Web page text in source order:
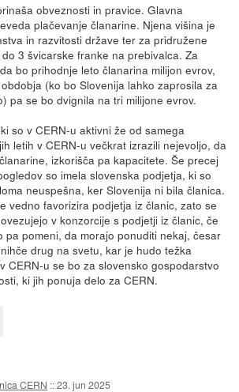
obveznosti in pravice. Glavna
plačevanje članarine. Njena višina je
in razvitosti države ter za pridružene
3 švicarske franke na prebivalca. Za
bo prihodnje leto članarina milijon evrov,
(ko bo Slovenija lahko zaprosila za
pa se bo dvignila na tri milijone evrov.
so v CERN-u aktivni že od samega
letih v CERN-u večkrat izrazili nejevoljo, da
izkorišča pa kapacitete. Še precej
so imela slovenska podjetja, ki so
neuspešna, ker Slovenija ni bila članica.
vedno favorizira podjetja iz članic, zato se
v konzorcije s podjetji iz članic, če
pa pomeni, da morajo ponuditi nekaj, česar
drug na svetu, kar je hudo težka
CERN-u se bo za slovensko gospodarstvo
ki jih ponuja delo za CERN.
CERN ::23. jun 2025